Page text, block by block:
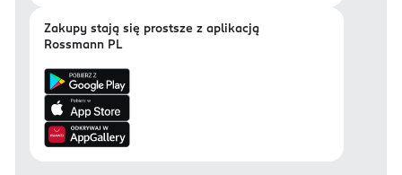
Zakupy stają się prostsze z aplikacją
Rossmann PL